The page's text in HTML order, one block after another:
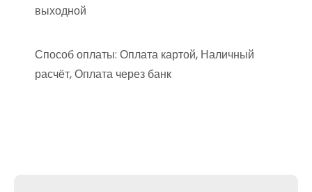
выходной
Способ оплаты: Оплата картой, Наличный
расчёт, Оплата через банк